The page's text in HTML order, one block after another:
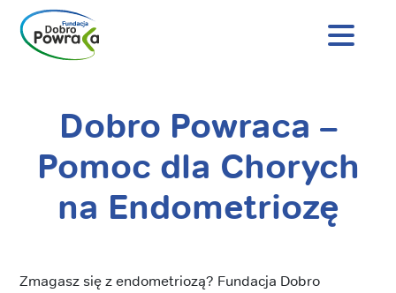
Nagłówek
Dobro Powraca –
Pomoc dla Chorych
na Endometriozę
Zmagasz się z endometriozą? Fundacja Dobro